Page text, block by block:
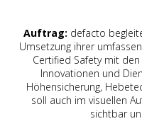
Auftrag: defacto
Umsetzung ihrer
Certified Safety mit
Innovationen und
Höhensicherung,
soll auch im visuellen
sichtbar